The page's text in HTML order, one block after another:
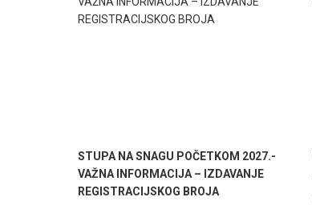
STUPA NA SNAGU POČETKOM 2027.-
VAŽNA INFORMACIJA – IZDAVANJE
REGISTRACIJSKOG BROJA